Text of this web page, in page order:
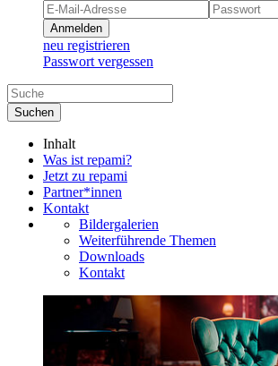
Anmelden
neu registrieren
Passwort vergessen
Suchen
Inhalt
Was ist repami?
Jetzt zu repami
Partner*innen
Kontakt
Bildergalerien
Weiterführende Themen
Downloads
Kontakt